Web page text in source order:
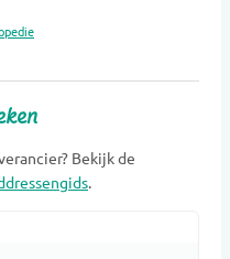
Bekijk de
.